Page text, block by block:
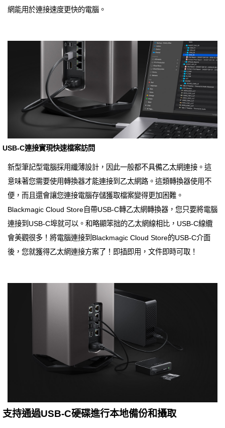
網能用於連接速度更快的電腦。
USB-C連接實現快速檔案訪問
新型筆記型電腦採用纖薄設計，因此一般都不具備乙太網連接。這
意味著您需要使用轉換器才能連接到乙太網路。這類轉換器使用不
便，而且還會讓您連接電腦存儲獲取檔案變得更加困難。
Blackmagic Cloud Store自帶USB-C轉乙太網轉換器，您只要將電腦
連接到USB-C埠就可以。和略顯笨拙的乙太網線相比，USB-C線纜
會美觀很多！將電腦連接到Blackmagic Cloud Store的USB-C介面
後，您就獲得乙太網連接方案了！即插即用，文件即時可取！
支持通過USB-C硬碟進行本地備份和攝取